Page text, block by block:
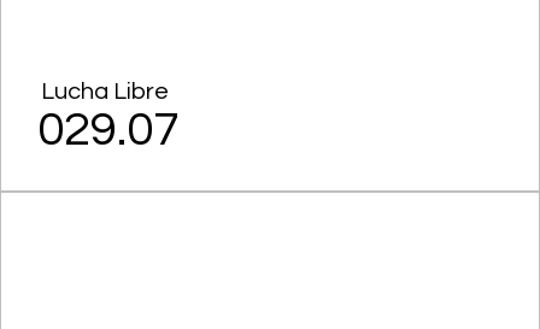
Lucha Libre
029.07